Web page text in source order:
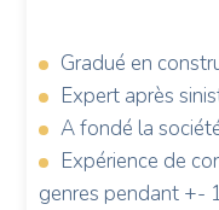
Gradué en
Expert après
A fondé la
Expérience de
genres pendant +-